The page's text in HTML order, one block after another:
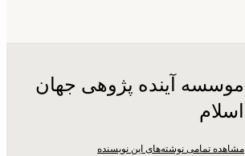
موسسه آینده پژوهی جهان
اسلام
مشاهده تمامی نوشته‌های این نویسنده